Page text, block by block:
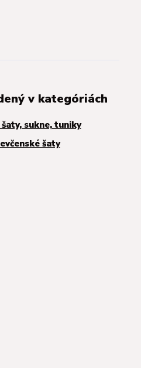
v kategóriách
sukne, tuniky
šaty